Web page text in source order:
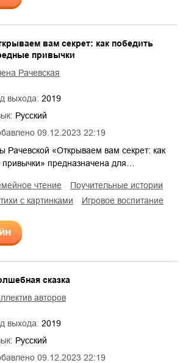
09.12.2023 22:19
вам секрет: как победить
привычки
Рачевская
выхода: 2019
Русский
Рачевской «Открываем вам секрет: как
предназначена для…
чтение
поучительные истории
стихи с картинками игровое воспитание
09.12.2023 22:19
сказка
авторов
выхода: 2019
Русский